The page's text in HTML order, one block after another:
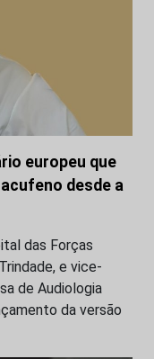
europeu que
desde a
das Forças
e vice-
de Audiologia
da versão